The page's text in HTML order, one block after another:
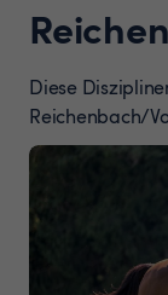
Diese
Reichenbach/